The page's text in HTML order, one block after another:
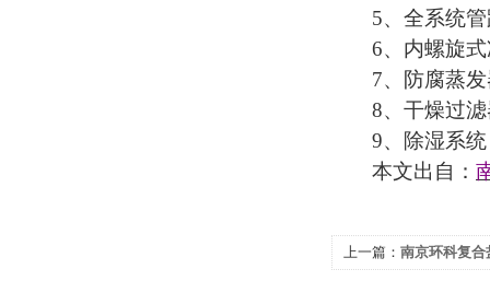
5、全系统
6、内螺旋
7、防腐蒸
8、干燥过
9、除湿系
本文出自：
上一篇： 南京环科复合